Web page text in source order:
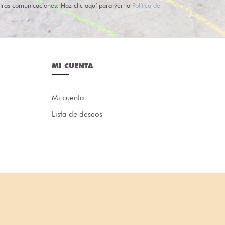
comunicaciones. Haz clic aquí para ver la Política de
MI CUENTA
Mi cuenta
Lista de deseos